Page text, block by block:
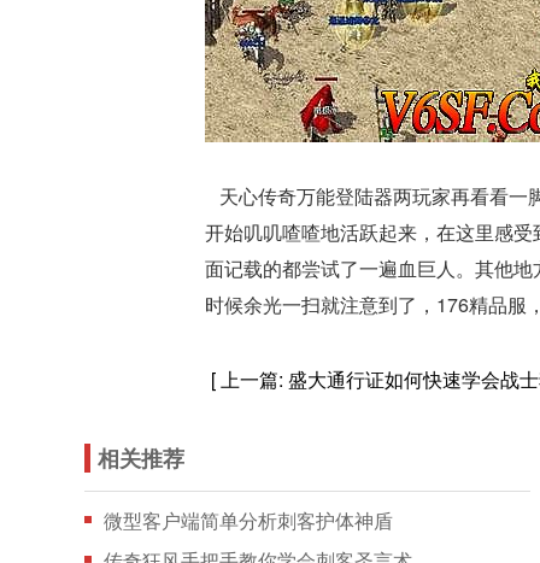
天心传奇万能登陆器两玩家再看看一
开始叽叽喳喳地活跃起来，在这里感
面记载的都尝试了一遍血巨人。其他
时候余光一扫就注意到了，176精品服
[ 上一篇: 盛大通行证如何快速学会战
相关推荐
微型客户端简单分析刺客护体神盾